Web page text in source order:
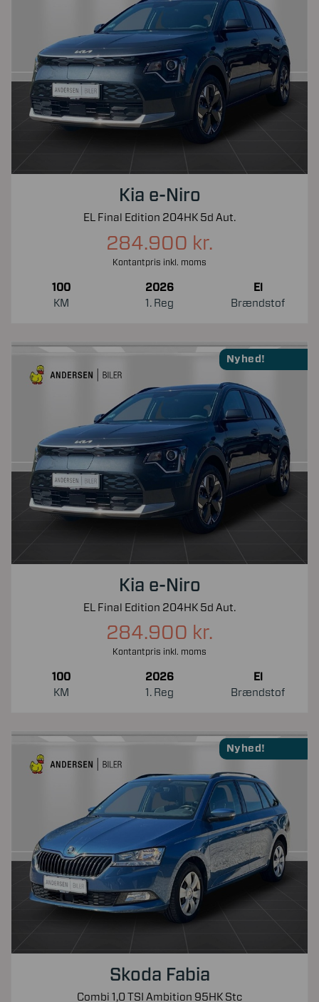
Kia e-Niro
EL Final Edition 204HK 5d Aut.
284.900 kr.
Kontantpris inkl. moms
100
KM
2026
1. Reg
El
Brændstof
Nyhed!
Kia e-Niro
EL Final Edition 204HK 5d Aut.
284.900 kr.
Kontantpris inkl. moms
100
KM
2026
1. Reg
El
Brændstof
Nyhed!
Skoda Fabia
Combi 1,0 TSI Ambition 95HK Stc